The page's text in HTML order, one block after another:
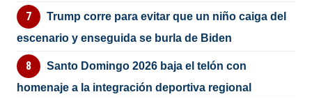
Trump corre para evitar que un niño caiga del
escenario y enseguida se burla de Biden
Santo Domingo 2026 baja el telón con
homenaje a la integración deportiva regional